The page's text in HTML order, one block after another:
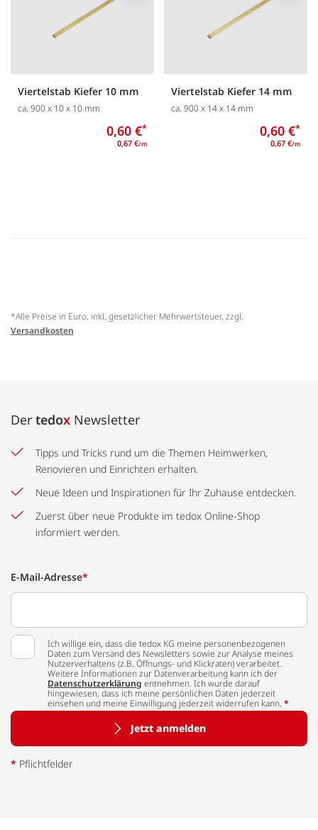
Viertelstab Kiefer 10 mm
ca. 900 x 10 x 10 mm
0,60 €*
0,67 €/m
Viertelstab Kiefer 14 mm
ca. 900 x 14 x 14 mm
0,60 €*
0,67 €/m
*Alle Preise in Euro, inkl. gesetzlicher Mehrwertsteuer, zzgl.
Versandkosten
Der tedox Newsletter
Tipps und Tricks rund um die Themen Heimwerken,
Renovieren und Einrichten erhalten.
Neue Ideen und Inspirationen für Ihr Zuhause entdecken.
Zuerst über neue Produkte im tedox Online-Shop
informiert werden.
E-Mail-Adresse*
Ich willige ein, dass die tedox KG meine personenbezogenen
Daten zum Versand des Newsletters sowie zur Analyse meines
Nutzerverhaltens (z.B. Öffnungs- und Klickraten) verarbeitet.
Weitere Informationen zur Datenverarbeitung kann ich der
Datenschutzerklärung entnehmen. Ich wurde darauf
hingewiesen, dass ich meine persönlichen Daten jederzeit
einsehen und meine Einwilligung jederzeit widerrufen kann. *
Jetzt anmelden
* Pflichtfelder